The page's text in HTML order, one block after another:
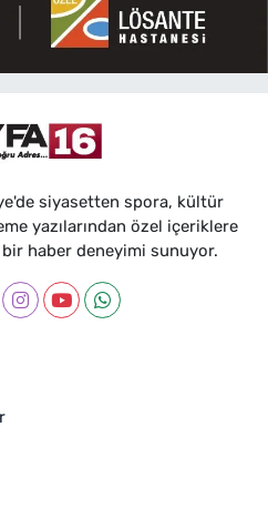
siyasetten spora, kültür
yazılarından özel içeriklere
haber deneyimi sunuyor.